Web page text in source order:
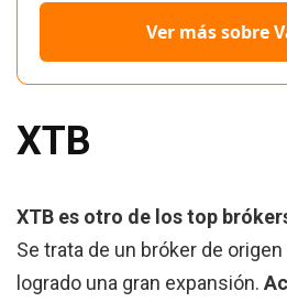
Ver más sobre
XTB
XTB es otro de los top
Se trata de un bróker de
logrado una gran expansión.